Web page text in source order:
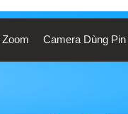
Camera Dùng Pin